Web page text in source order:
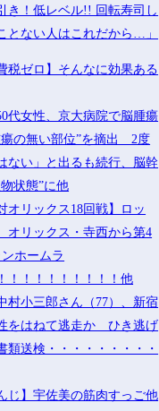
き！低レベル!! 回転寿司し
とない人はこれだから…」
税ゼロ】そんなに効果ある
代女性、京大病院で脳腫瘍
の無い部位”を摘出 2度
ない」と出るも続行、脳幹
状態”に他
オリックス18回戦】ロッ
オリックス・寺西から第4
ホームラ
！！！！！！！！！他
村小三郎さん（77）、新宿
をはねて逃走か ひき逃げ
類送検・・・・・・・・・
じ】宇佐美の筋肉すっご他